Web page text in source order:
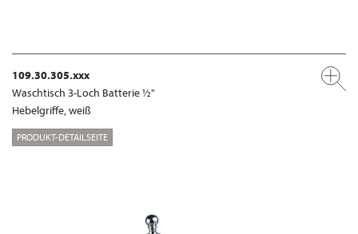
109.30.305.xxx
Waschtisch 3-Loch Batterie ½"
Hebelgriffe, weiß
PRODUKT-DETAILSEITE